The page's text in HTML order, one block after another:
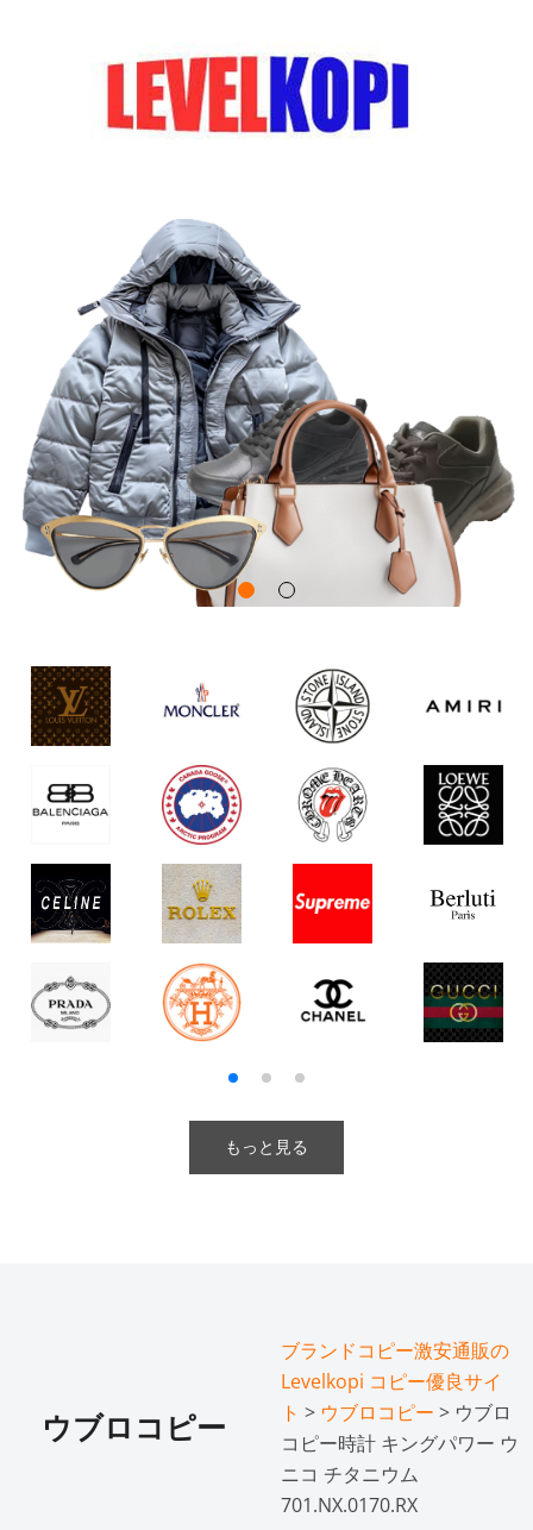
もっと見る
ウブロコピー
ブランドコピー激安通販の
Levelkopi コピー優良サイ
ト > ウブロコピー > ウブロ
コピー時計 キングパワー ウ
ニコ チタニウム
701.NX.0170.RX